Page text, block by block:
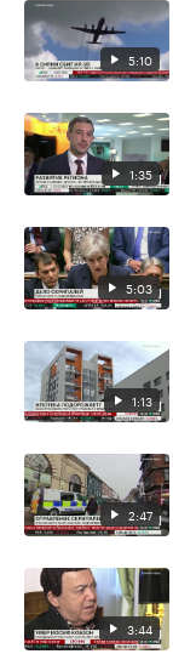
5:10
1:35
5:03
1:13
2:47
3:44